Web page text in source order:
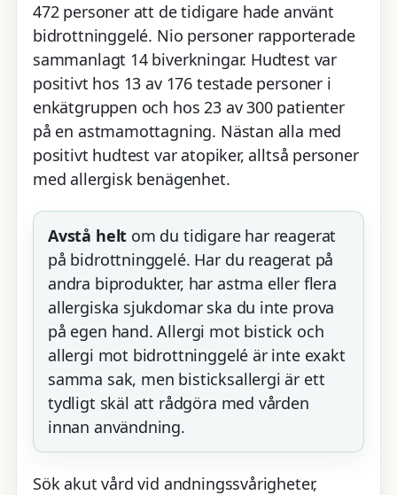
472 personer att de tidigare hade använt
bidrottninggelé. Nio personer rapporterade
sammanlagt 14 biverkningar. Hudtest var
positivt hos 13 av 176 testade personer i
enkätgruppen och hos 23 av 300 patienter
på en astmamottagning. Nästan alla med
positivt hudtest var atopiker, alltså personer
med allergisk benägenhet.
Avstå helt om du tidigare har reagerat
på bidrottninggelé. Har du reagerat på
andra biprodukter, har astma eller flera
allergiska sjukdomar ska du inte prova
på egen hand. Allergi mot bistick och
allergi mot bidrottninggelé är inte exakt
samma sak, men bisticksallergi är ett
tydligt skäl att rådgöra med vården
innan användning.
Sök akut vård vid andningssvårigheter,